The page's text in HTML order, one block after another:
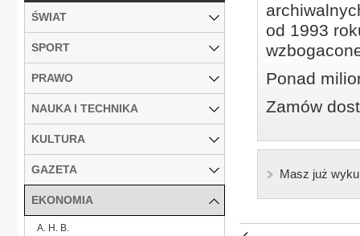
od 1993
Ponad
Zamów
Masz już
ŚWIAT
SPORT
PRAWO
NAUKA I TECHNIKA
KULTURA
GAZETA
EKONOMIA
A. H. B.